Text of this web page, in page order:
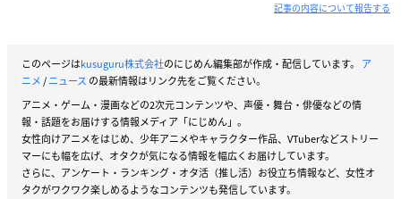
記事の内容について報告する
このページはkusuguru株式会社のにじめん編集部が作成・配信しています。 ア
ニメ/ニュース の最新情報はリンク先をご覧ください。
アニメ・ゲーム・漫画などの2次元コンテンツや、声優・舞台・俳優などの情
報・話題をお届けする情報メディア「にじめん」。
女性向けアニメをはじめ、少年アニメやキャラクター作品、VTuberなどストリー
マーにも幅を広げ、オタクが気になる情報を幅広くお届けしています。
さらに、アンケート・ランキング・オタ活（推し活）お役立ち情報など、女性オ
タクがワクワク楽しめるようなコンテンツも発信しています。